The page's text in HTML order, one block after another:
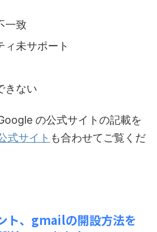
一致
ィ未サポート
きない
の公式サイトの記載を
式サイト も合わせてご覧くだ
ト、gmailの開設方法を